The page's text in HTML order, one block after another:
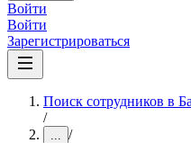
Войти
Войти
Зарегистрироваться
Поиск сотрудников в
/
... /